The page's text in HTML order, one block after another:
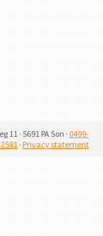
· 5691 PA Son · 0499-
· Privacy statement